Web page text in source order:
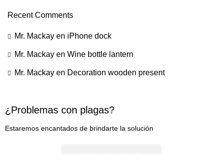
Recent Comments
Mr. Mackay en iPhone dock
Mr. Mackay en Wine bottle lantern
Mr. Mackay en Decoration wooden present
¿Problemas con plagas?
Estaremos encantados de brindarte la solución